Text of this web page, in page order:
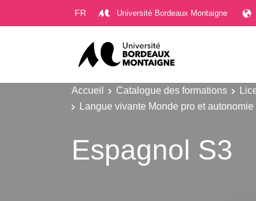
FR Université Bordeaux Montaigne
Accueil Catalogue des formations
Langue vivante Monde pro et
Espagnol S3